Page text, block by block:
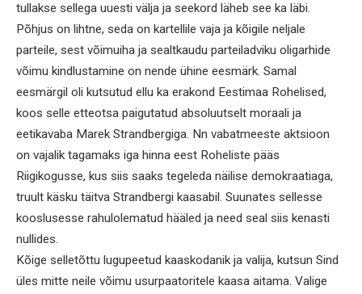
tullakse sellega uuesti välja ja seekord läheb see ka läbi.
Põhjus on lihtne, seda on kartellile vaja ja kõigile neljale
parteile, sest võimuiha ja sealtkaudu parteiladviku oligarhide
võimu kindlustamine on nende ühine eesmärk. Samal
eesmärgil oli kutsutud ellu ka erakond Eestimaa Rohelised,
koos selle etteotsa paigutatud absoluutselt moraali ja
eetikavaba Marek Strandbergiga. Nn vabatmeeste aktsioon
on vajalik tagamaks iga hinna eest Roheliste pääs
Riigikogusse, kus siis saaks tegeleda näilise demokraatiaga,
truult käsku täitva Strandbergi kaasabil. Suunates sellesse
kooslusesse rahulolematud hääled ja need seal siis kenasti
nullides.
Kõige selletõttu lugupeetud kaaskodanik ja valija, kutsun Sind
üles mitte neile võimu usurpaatoritele kaasa aitama. Valige